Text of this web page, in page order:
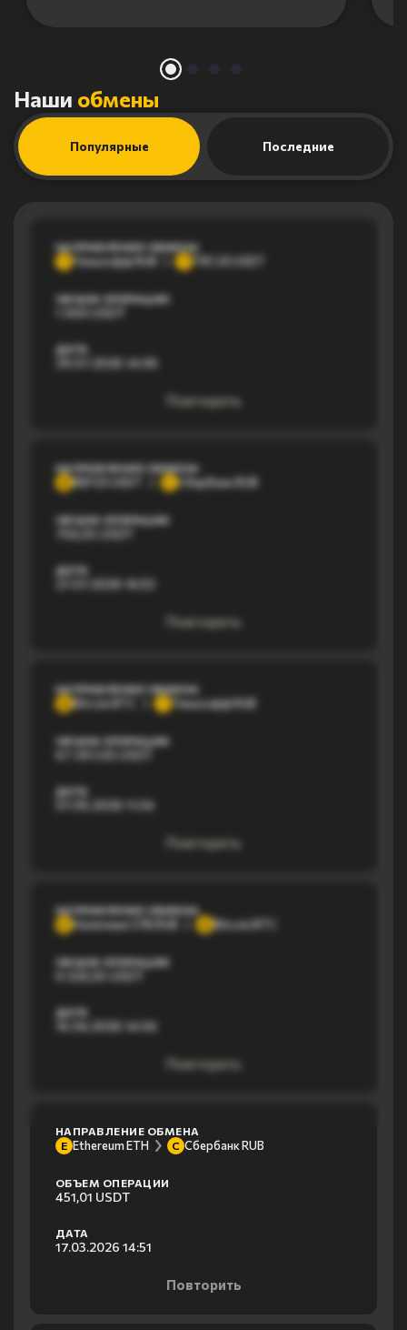
Наши обмены
Популярные Последние
НАПРАВЛЕНИЕ ОБМЕНА
Т
Тинькофф RUB
ОБЪЕМ ОПЕРАЦИИ
ДАТА
29.07.2026 14:06
Повторить
НАПРАВЛЕНИЕ ОБМЕНА
BEP20 USDT Сбербанк RUB
ОБЪЕМ ОПЕРАЦИИ
ДАТА
27.07.2026 16:53
Повторить
НАПРАВЛЕНИЕ ОБМЕНА
Bitcoin BTC Тинькофф RUB
ОБЪЕМ ОПЕРАЦИИ
67 397,03 USDT
ДАТА
07.05.2026 11:34
Повторить
НАПРАВЛЕНИЕ ОБМЕНА
Наличные СПБ RUB Bitcoin BTC
ОБЪЕМ ОПЕРАЦИИ
ДАТА
16.04.2026 14:04
Повторить
НАПРАВЛЕНИЕ ОБМЕНА
E Ethereum ETH С Сбербанк RUB
ОБЪЕМ ОПЕРАЦИИ
451,01 USDT
ДАТА
17.03.2026 14:51
Повторить